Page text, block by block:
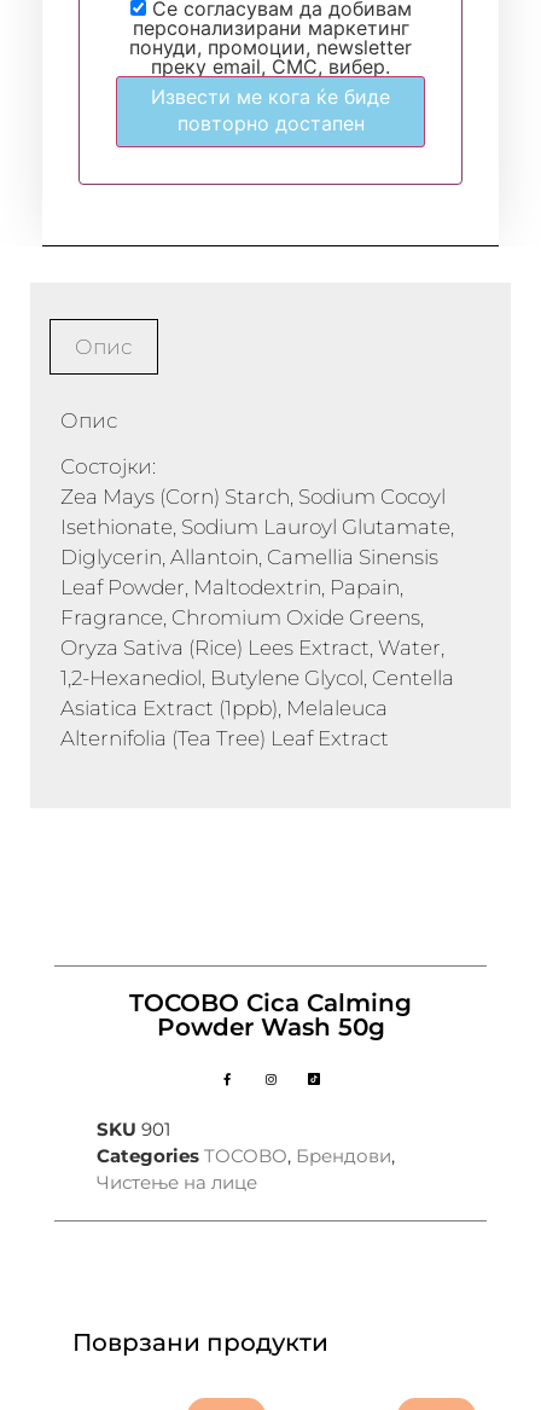
Се согласувам да добивам
персонализирани маркетинг
понуди, промоции, newsletter
преку email, СМС, вибер.
Извести ме кога ќе биде
повторно достапен
Опис
Опис
Состојки:
Zea Mays (Corn) Starch, Sodium Cocoyl
Isethionate, Sodium Lauroyl Glutamate,
Diglycerin, Allantoin, Camellia Sinensis
Leaf Powder, Maltodextrin, Papain,
Fragrance, Chromium Oxide Greens,
Oryza Sativa (Rice) Lees Extract, Water,
1,2-Hexanediol, Butylene Glycol, Centella
Asiatica Extract (1ppb), Melaleuca
Alternifolia (Tea Tree) Leaf Extract
TOCOBO Cica Calming
Powder Wash 50g
SKU 901
Categories TOCOBO, Брендови,
Чистење на лице
Поврзани продукти